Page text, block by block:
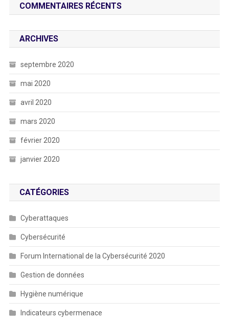
COMMENTAIRES RÉCENTS
ARCHIVES
septembre 2020
mai 2020
avril 2020
mars 2020
février 2020
janvier 2020
CATÉGORIES
Cyberattaques
Cybersécurité
Forum International de la Cybersécurité 2020
Gestion de données
Hygiène numérique
Indicateurs cybermenace